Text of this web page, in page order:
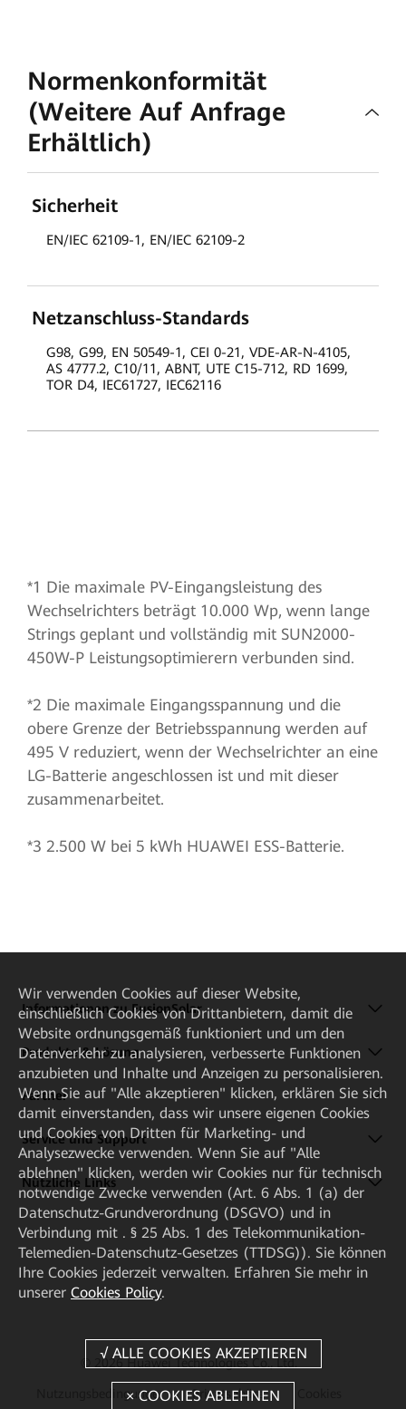
Normenkonformität
(Weitere Auf Anfrage
Erhältlich)
Sicherheit
EN/IEC 62109-1, EN/IEC 62109-2
Netzanschluss-Standards
G98, G99, EN 50549-1, CEI 0-21, VDE-AR-N-4105,
AS 4777.2, C10/11, ABNT, UTE C15-712, RD 1699,
TOR D4, IEC61727, IEC62116
*1 Die maximale PV-Eingangsleistung des
Wechselrichters beträgt 10.000 Wp, wenn lange
Strings geplant und vollständig mit SUN2000-
450W-P Leistungsoptimierern verbunden sind.
*2 Die maximale Eingangsspannung und die
obere Grenze der Betriebsspannung werden auf
495 V reduziert, wenn der Wechselrichter an eine
LG-Batterie angeschlossen ist und mit dieser
zusammenarbeitet.
*3 2.500 W bei 5 kWh HUAWEI ESS-Batterie.
Informationen zu FusionSolar
Produkte & Lösung
Partner
Service und Support
Nützliche Links
© 2026 Huawei Technologies Co., Ltd.
Nutzungsbedingunge Privatsphäre
Wir verwenden Cookies auf dieser Website,
einschließlich Cookies von Drittanbietern, damit die
Website ordnungsgemäß funktioniert und um den
Datenverkehr zu analysieren, verbesserte Funktionen
anzubieten und Inhalte und Anzeigen zu personalisieren.
Wenn Sie auf "Alle akzeptieren" klicken, erklären Sie sich
damit einverstanden, dass wir unsere eigenen Cookies
und Cookies von Dritten für Marketing- und
Analysezwecke verwenden. Wenn Sie auf "Alle
ablehnen" klicken, werden wir Cookies nur für technisch
notwendige Zwecke verwenden (Art. 6 Abs. 1 (a) der
Datenschutz-Grundverordnung (DSGVO) und in
Verbindung mit . § 25 Abs. 1 des Telekommunikation-
Telemedien-Datenschutz-Gesetzes (TTDSG)). Sie können
Ihre Cookies jederzeit verwalten. Erfahren Sie mehr in
unserer Cookies Policy.